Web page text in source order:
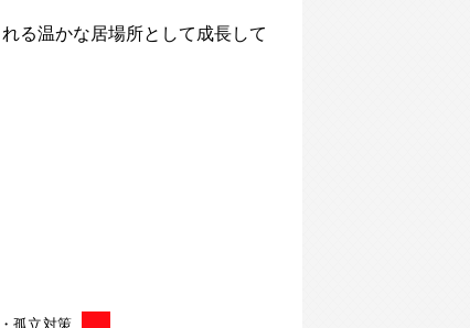
る温かな居場所として成長して
孤立対策